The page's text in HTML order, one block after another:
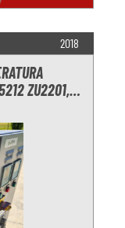
2018
ZU2201,